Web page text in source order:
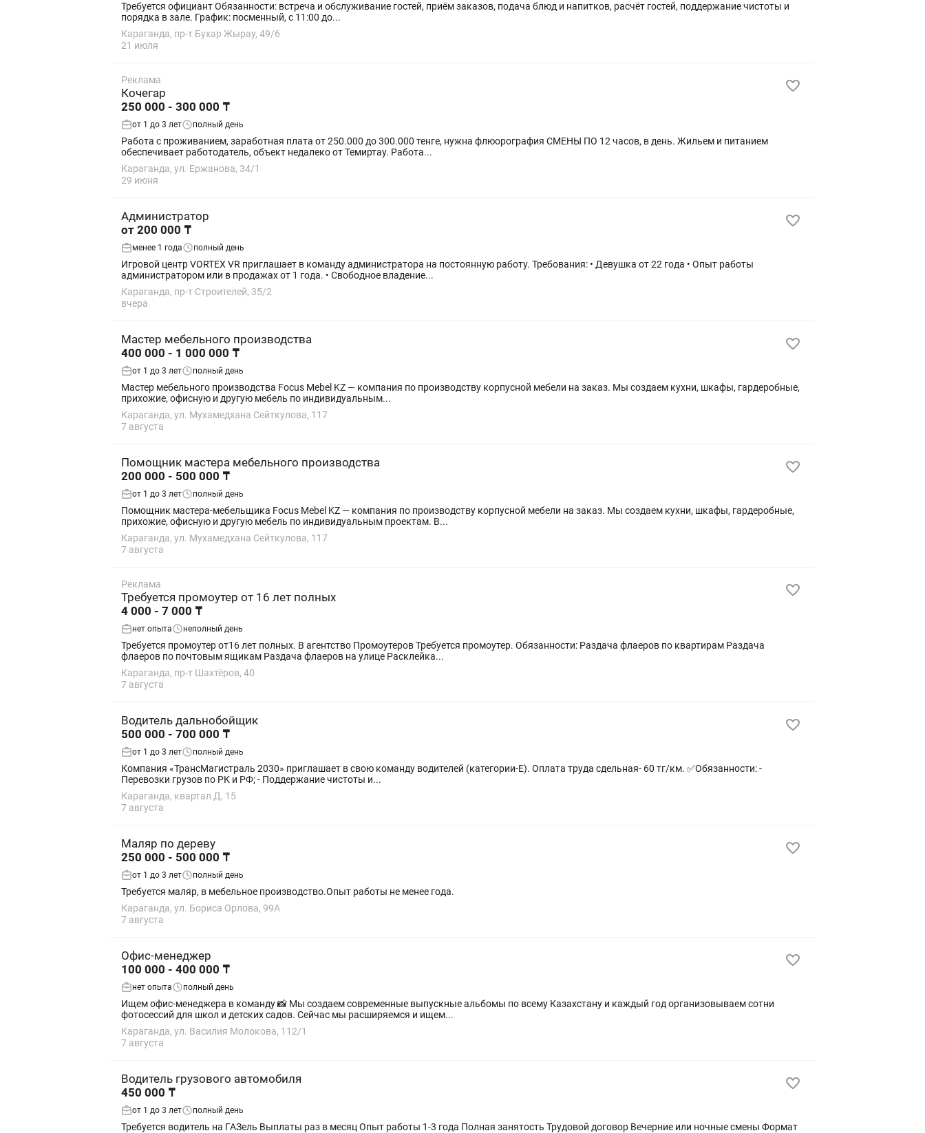
Требуется официант Обязанности: встреча и обслуживание гостей, приём заказов, подача блюд и напитков, расчёт гостей, поддержание чистоты и
порядка в зале. График: посменный, с 11:00 до...
Караганда, пр-т Бухар Жырау, 49/6
21 июля
Реклама
Кочегар
250 000 - 300 000 ₸
от 1 до 3 лет полный день
Работа с проживанием, заработная плата от 250.000 до 300.000 тенге, нужна флюорография СМЕНЫ ПО 12 часов, в день. Жильем и питанием
обеспечивает работодатель, объект недалеко от Темиртау. Работа...
Караганда, ул. Ержанова, 34/1
29 июня
Администратор
от 200 000 ₸
менее 1 года полный день
Игровой центр VORTEX VR приглашает в команду администратора на постоянную работу. Требования: • Девушка от 22 года • Опыт работы
администратором или в продажах от 1 года. • Свободное владение...
Караганда, пр-т Строителей, 35/2
вчера
Мастер мебельного производства
400 000 - 1 000 000 ₸
от 1 до 3 лет полный день
Мастер мебельного производства Focus Mebel KZ — компания по производству корпусной мебели на заказ. Мы создаем кухни, шкафы, гардеробные,
прихожие, офисную и другую мебель по индивидуальным...
Караганда, ул. Мухамедхана Сейткулова, 117
7 августа
Помощник мастера мебельного производства
200 000 - 500 000 ₸
от 1 до 3 лет полный день
Помощник мастера-мебельщика Focus Mebel KZ — компания по производству корпусной мебели на заказ. Мы создаем кухни, шкафы, гардеробные,
прихожие, офисную и другую мебель по индивидуальным проектам. В...
Караганда, ул. Мухамедхана Сейткулова, 117
7 августа
Реклама
Требуется промоутер от 16 лет полных
4 000 - 7 000 ₸
нет опыта неполный день
Требуется промоутер от16 лет полных. В агентство Промоутеров Требуется промоутер. Обязанности: Раздача флаеров по квартирам Раздача
флаеров по почтовым ящикам Раздача флаеров на улице Расклейка...
Караганда, пр-т Шахтёров, 40
7 августа
Водитель дальнобойщик
500 000 - 700 000 ₸
от 1 до 3 лет полный день
Компания «ТрансМагистраль 2030» приглашает в свою команду водителей (категории-Е). Оплата труда сдельная- 60 тг/км. ✅Обязанности: -
Перевозки грузов по РК и РФ; - Поддержание чистоты и...
Караганда, квартал Д, 15
7 августа
Маляр по дереву
250 000 - 500 000 ₸
от 1 до 3 лет полный день
Требуется маляр, в мебельное производство.Опыт работы не менее года.
Караганда, ул. Бориса Орлова, 99А
7 августа
Офис-менеджер
100 000 - 400 000 ₸
нет опыта полный день
Ищем офис-менеджера в команду 📸 Мы создаем современные выпускные альбомы по всему Казахстану и каждый год организовываем сотни
фотосессий для школ и детских садов. Сейчас мы расширяемся и ищем...
Караганда, ул. Василия Молокова, 112/1
7 августа
Водитель грузового автомобиля
450 000 ₸
от 1 до 3 лет полный день
Требуется водитель на ГАЗель Выплаты раз в месяц Опыт работы 1-3 года Полная занятость Трудовой договор Вечерние или ночные смены Формат